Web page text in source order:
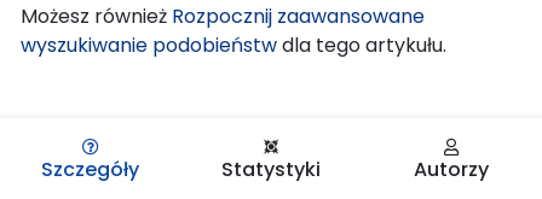
Możesz również Rozpocznij zaawansowane
wyszukiwanie podobieństwdla tego artykułu.
Szczegóły Statystyki Autorzy